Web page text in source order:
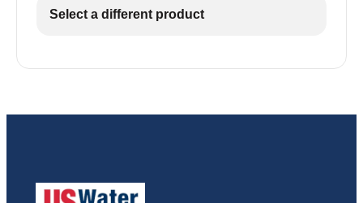
Select a different product